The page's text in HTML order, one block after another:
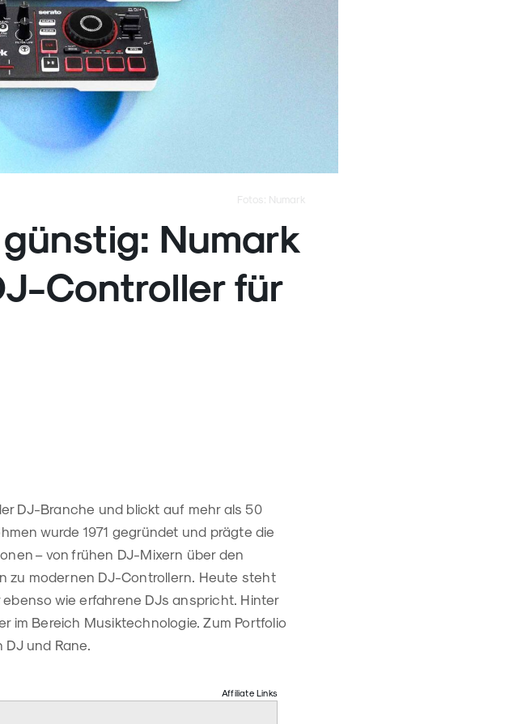
Fotos: Numark
Numark
Controller für
DJ-Branche und blickt auf mehr als 50
wurde 1971 gegründet und prägte die
– von frühen DJ-Mixern über den
zu modernen DJ-Controllern. Heute steht
wie erfahrene DJs anspricht. Hinter
im Bereich Musiktechnologie. Zum Portfolio
und Rane.
Affiliate Links